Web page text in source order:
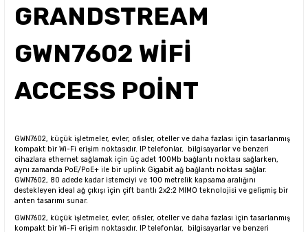
GRANDSTREAM
GWN7602 WİFİ
ACCESS POİNT
GWN7602, küçük işletmeler, evler, ofisler, oteller ve daha fazlası için tasarlanmış
kompakt bir Wi-Fi erişim noktasıdır. IP telefonlar, bilgisayarlar ve benzeri
cihazlara ethernet sağlamak için üç adet 100Mb bağlantı noktası sağlarken,
aynı zamanda PoE/PoE+ ile bir uplink Gigabit ağ bağlantı noktası sağlar.
GWN7602, 80 adede kadar istemciyi ve 100 metrelik kapsama aralığını
destekleyen ideal ağ çıkışı için çift bantlı 2x2:2 MIMO teknolojisi ve gelişmiş bir
anten tasarımı sunar.
GWN7602, küçük işletmeler, evler, ofisler, oteller ve daha fazlası için tasarlanmış
kompakt bir Wi-Fi erişim noktasıdır. IP telefonlar, bilgisayarlar ve benzeri